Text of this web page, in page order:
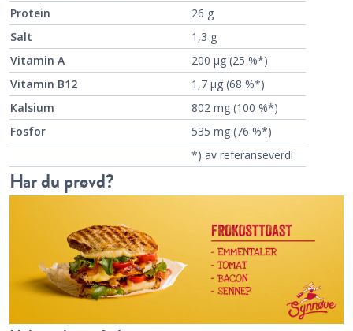
Protein
26 g
Salt
1,3 g
Vitamin A
200 µg (25 %*)
Vitamin B12
1,7 µg (68 %*)
Kalsium
802 mg (100 %*)
Fosfor
535 mg (76 %*)
*) av referanseverdi
Har du prøvd?